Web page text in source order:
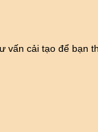
vấn cải tạo để bạn